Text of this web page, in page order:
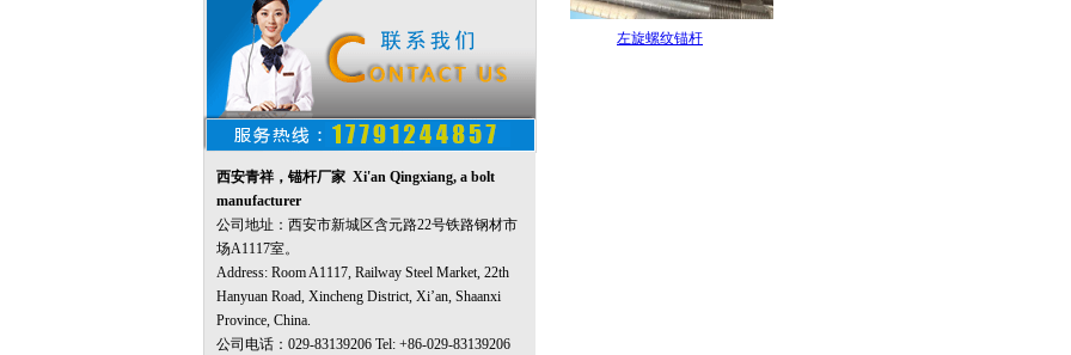
西安青祥，锚杆厂家 Xi'an Qingxiang, a bolt
manufacturer
公司地址：西安市新城区含元路22号铁路钢材市
场A1117室。
Address: Room A1117, Railway Steel Market, 22th
Hanyuan Road, Xincheng District, Xi’an, Shaanxi
Province, China.
公司电话：029-83139206 Tel: +86-029-83139206
左旋螺纹锚杆